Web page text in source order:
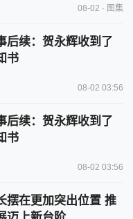
08-02 · 图集
后续：贺永辉收到了
书
08-02 03:56
后续：贺永辉收到了
书
08-02 03:56
摆在更加突出位置 推